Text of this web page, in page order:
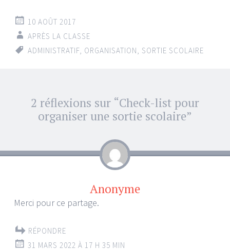
10 AOÛT 2017
APRÈS LA CLASSE
ADMINISTRATIF, ORGANISATION, SORTIE SCOLAIRE
Navigation
des
articles
2 réflexions sur “Check-list pour
organiser une sortie scolaire”
Anonyme
Merci pour ce partage.
RÉPONDRE
31 MARS 2022 À 17 H 35 MIN